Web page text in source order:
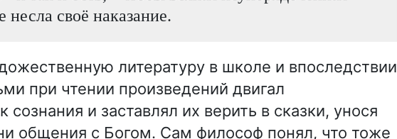
несла своё наказание.
литературу в школе и впоследствии
при чтении произведений двигал
сознания и заставлял их верить в сказки, унося
общения с Богом. Сам философ понял, что тоже